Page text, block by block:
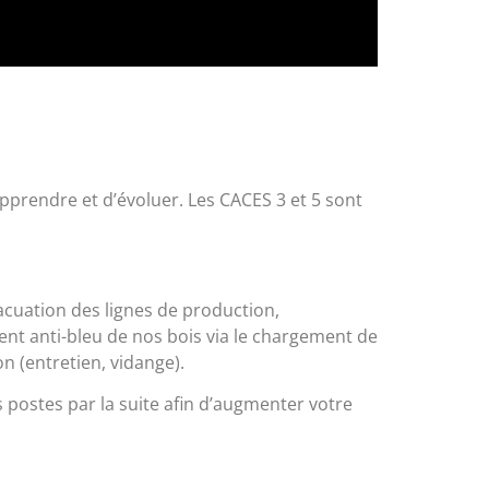
et d’évoluer. Les CACES 3 et 5 sont
des lignes de production,
anti-bleu de nos bois via le chargement de
(entretien, vidange).
par la suite afin d’augmenter votre